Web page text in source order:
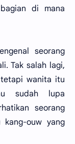
di mana
seorang
Tak salah lagi,
wanita itu
sudah lupa
seorang
ouw yang